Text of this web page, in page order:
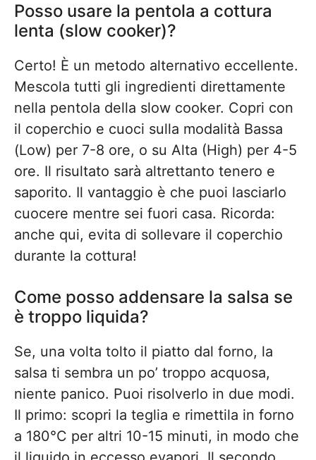
Posso usare la pentola a cottura
lenta (slow cooker)?
Certo! È un metodo alternativo eccellente.
Mescola tutti gli ingredienti direttamente
nella pentola della slow cooker. Copri con
il coperchio e cuoci sulla modalità Bassa
(Low) per 7-8 ore, o su Alta (High) per 4-5
ore. Il risultato sarà altrettanto tenero e
saporito. Il vantaggio è che puoi lasciarlo
cuocere mentre sei fuori casa. Ricorda:
anche qui, evita di sollevare il coperchio
durante la cottura!
Come posso addensare la salsa se
è troppo liquida?
Se, una volta tolto il piatto dal forno, la
salsa ti sembra un po’ troppo acquosa,
niente panico. Puoi risolverlo in due modi.
Il primo: scopri la teglia e rimettila in forno
a 180°C per altri 10-15 minuti, in modo che